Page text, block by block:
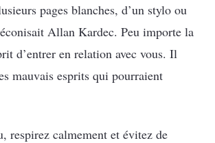
pages blanches, d’un stylo ou
Allan Kardec. Peu importe la
d’entrer en relation avec vous. Il
mauvais esprits qui pourraient
respirez calmement et évitez de